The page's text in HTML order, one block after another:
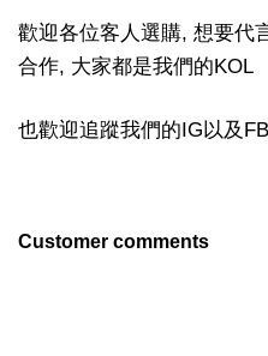
歡迎各位客人選購, 想要代
合作, 大家都是我們的KOL
也歡迎追蹤我們的IG以及
Customer comments